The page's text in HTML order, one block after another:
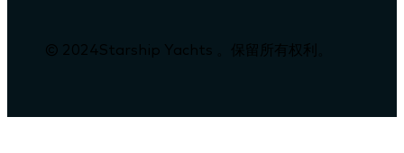
© 2024Starship Yachts 。保留所有权利。